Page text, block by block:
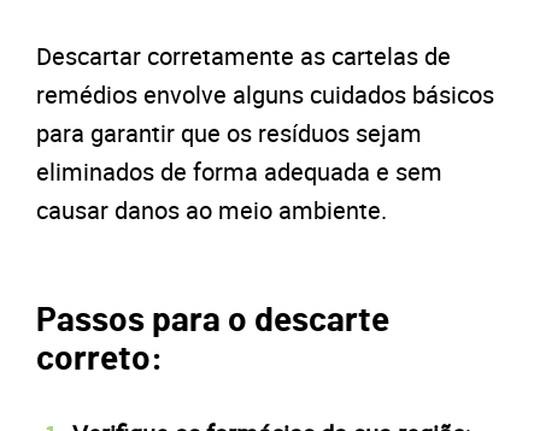
Descartar corretamente as cartelas de
remédios envolve alguns cuidados básicos
para garantir que os resíduos sejam
eliminados de forma adequada e sem
causar danos ao meio ambiente.
Passos para o descarte
correto: